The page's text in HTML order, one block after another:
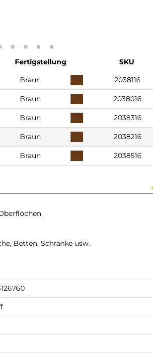
Fertigstellung
SKU
Braun 2038116
Braun 2038016
Braun 2038316
Braun 2038216
Braun 2038516
Betten, Schränke usw.